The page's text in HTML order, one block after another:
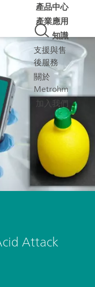
產品中心
產業應用
知識
支援與售
後服務
關於
Metrohm
加入我們
Attack